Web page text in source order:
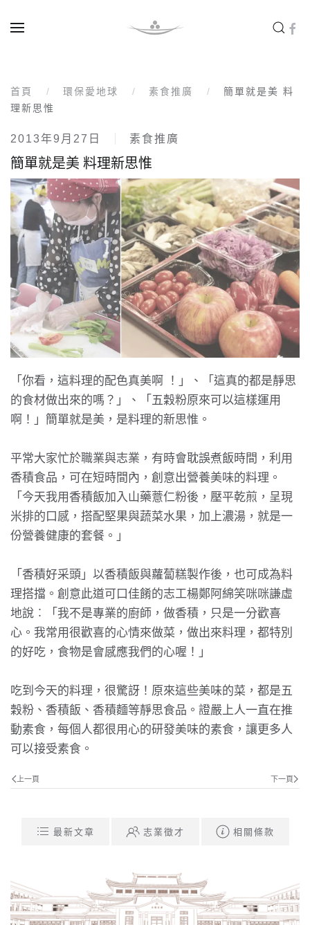
首頁 環保愛地球 素食推廣
簡單就是美 料
理新思惟
2013年9月27日 素食推廣
簡單就是美 料理新思惟
「你看，這料理的配色真美啊 ！」、「這真的都是靜思
的食材做出來的嗎？」、「五穀粉原來可以這樣運用
啊！」簡單就是美，是料理的新思惟。
平常大家忙於職業與志業，有時會耽誤煮飯時間，利用
香積食品，可在短時間內，創意出營養美味的料理。
「今天我用 香積飯加入山藥薏仁粉後，壓平乾煎，呈現
米排的口感，搭配堅果與蔬菜水果，加上濃湯，就是一
份營養健康的套餐。」
「香積好采頭」以香積飯與蘿蔔糕製作後，也可成為料
理搭擋。創意此道可口佳餚的志工楊鄭阿綿笑咪咪謙虛
地說︰「我不是專業的廚師，做香積，只是一分歡喜
心。我常用很歡喜的心情來做菜，做出來料理，都特別
的好吃，食物是會感應我們的心喔！」
吃到今天的料理，很驚訝！原來這些美味的菜，都是五
穀粉、香積飯、香積麵等靜思食品。證嚴上人一直在推
動素食，每個人都很用心的研發美味的素食，讓更多人
可以接受素食。
上一頁 下一頁
最新文章 志業徵才 相關條款